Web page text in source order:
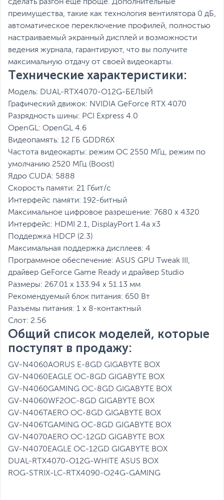
сделать разгон еще проще. Дополнительные
преимущества, такие как технология вентилятора 0 дБ,
автоматическое переключение профилей, полностью
настраиваемый экранный дисплей и возможности
ведения журнала, гарантируют, что вы получите
максимальную отдачу от своей видеокарты.
Технические характеристики:
Модель: DUAL-RTX4070-O12G-БЕЛЫЙ
Графический движок: NVIDIA GeForce RTX 4070
Разрядность шины: PCI Express 4.0
OpenGL: OpenGL 4.6
Видеопамять: 12 ГБ GDDR6X
Частота видеокарты: режим OC 2550 МГц, режим по
умолчанию 2520 МГц (Boost)
Ядро CUDA: 5888
Скорость памяти: 21 Гбит/с
Интерфейс памяти: 192-битный
Максимальное цифровое разрешение: 7680 x 4320
Интерфейс: HDMI 2.1, DisplayPort 1.4a х3
Поддержка HDCP (2.3)
Максимальная поддержка дисплеев: 4
Программное обеспечение: ASUS GPU Tweak III,
драйвер GeForce Game Ready и драйвер Studio
Размеры: 267.01 х 133.94 х 51.13 мм
Рекомендуемый блок питания: 650 Вт
Разъемы питания: 1 х 8-контактный
Слот: 2.56
Общий список моделей, которые
поступят в продажу:
GV-N4060AORUS E-8GD GIGABYTE BOX
GV-N4060EAGLE OC-8GD GIGABYTE BOX
GV-N4060GAMING OC-8GD GIGABYTE BOX
GV-N4060WF2OC-8GD GIGABYTE BOX
GV-N406TAERO OC-8GD GIGABYTE BOX
GV-N406TGAMING OC-8GD GIGABYTE BOX
GV-N4070AERO OC-12GD GIGABYTE BOX
GV-N4070EAGLE OC-12GD GIGABYTE BOX
DUAL-RTX4070-O12G-WHITE ASUS BOX
ROG-STRIX-LC-RTX4090-O24G-GAMING